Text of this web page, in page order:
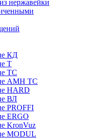
нержавейки
КД
Т
ТС
AMH TC
HARD
ВЛ
PROFFI
ERGO
KronVuz
MODUL